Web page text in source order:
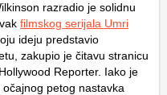
razradio je solidnu
filmskog serijala Umri
ideju predstavio
zakupio je čitavu stranicu
Reporter. Iako je
petog nastavka